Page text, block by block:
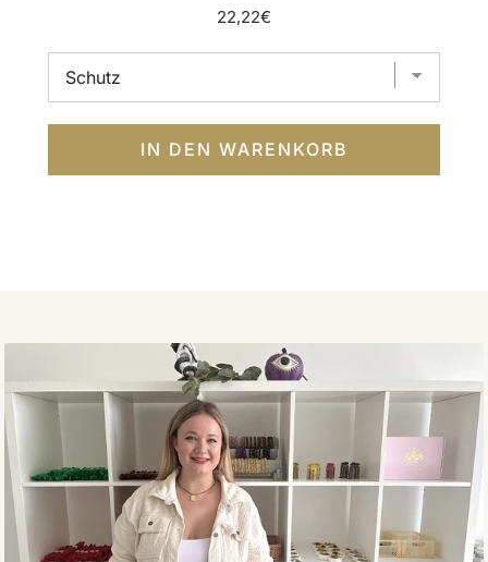
Price
22,22€
IN DEN WARENKORB